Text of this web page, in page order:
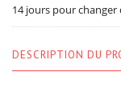
14 jours pour changer
DESCRIPTION DU